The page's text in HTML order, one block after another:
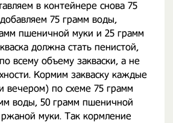
в контейнере снова 75
75 грамм воды,
пшеничной муки и 25 грамм
должна стать пенистой,
всему объему закваски, а не
Кормим закваску каждые
вечером) по схеме 75 грамм
воды, 50 грамм пшеничной
муки. Так кормление